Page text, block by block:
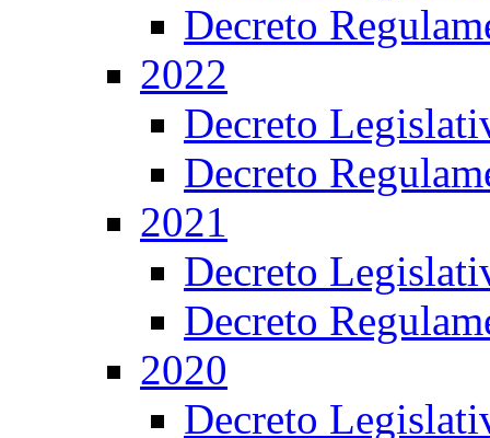
Decreto
2022
Decreto
Decreto
2021
Decreto
Decreto
2020
Decreto